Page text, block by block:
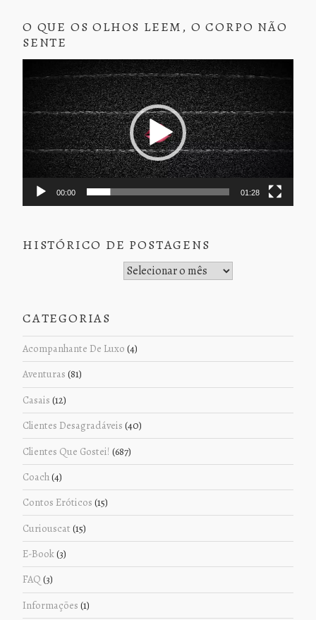
O QUE OS OLHOS LEEM, O CORPO NÃO
SENTE
de
vídeo
00:00 01:28
HISTÓRICO DE POSTAGENS
CATEGORIAS
Acompanhante De Luxo (4)
Aventuras (81)
Casais (12)
Clientes Desagradáveis (40)
Clientes Que Gostei! (687)
Coach(4)
Contos Eróticos (15)
Curiouscat (15)
E-Book(3)
FAQ (3)
Informações (1)